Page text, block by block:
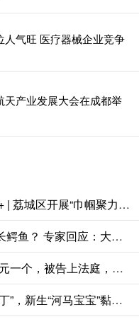
气旺 医疗器械企业竞争
天产业发展大会在成都举
满盈网配资 木兰姐姐·巾帼志愿+ | 荔城区开展“巾帼聚力 守护碧水”志愿服务活动
名鼎配资 成都毗河惊现一米多长鳄鱼？ 专家回应：大概率是野外入侵物种 市民发现应及时报告
小股神配资 “广州塔”卖8元、10元一个，被告上法庭，判了
星合证券 长沙生态动物园“添新丁”，新生“河马宝宝”黏妈妈害羞超治愈